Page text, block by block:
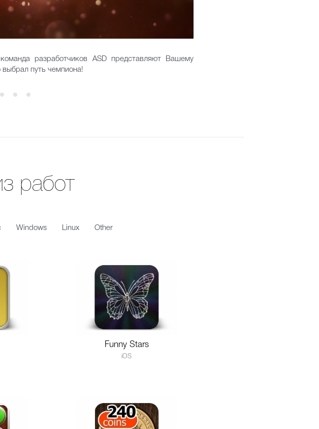
разработчиков ASD представляют Вашему
путь чемпиона!
работ
Windows Linux Other
Funny Stars
iOS